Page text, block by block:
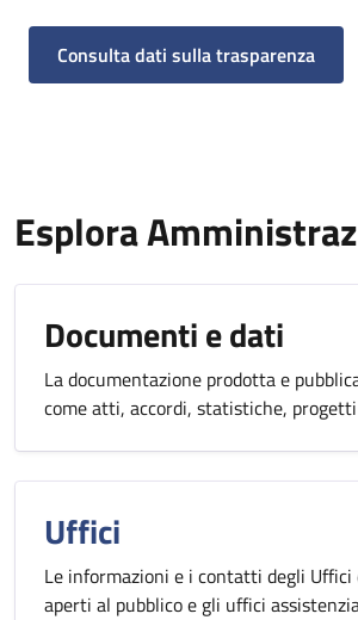
Consulta dati sulla trasparenza
Esplora
Documenti e dati
La documentazione prodotta e
come atti, accordi, statistiche,
Uffici
Le informazioni e i contatti degli
aperti al pubblico e gli uffici